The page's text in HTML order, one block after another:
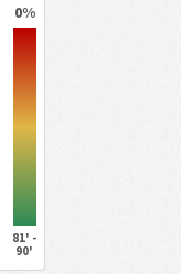
0%
81' -
90'